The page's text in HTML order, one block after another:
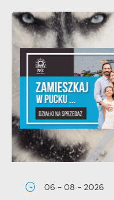
06 - 08 - 2026